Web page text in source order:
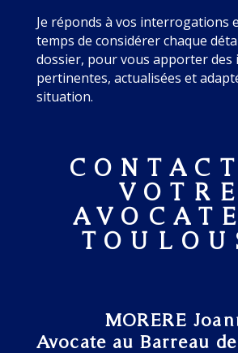
Je réponds à vos interrogations
temps de considérer chaque
dossier, pour vous apporter
pertinentes, actualisées et
situation.
VOTRE
MORERE
Avocate auBarreau